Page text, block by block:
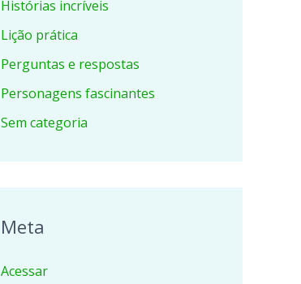
Histórias incríveis
Lição prática
Perguntas e respostas
Personagens fascinantes
Sem categoria
Meta
Acessar